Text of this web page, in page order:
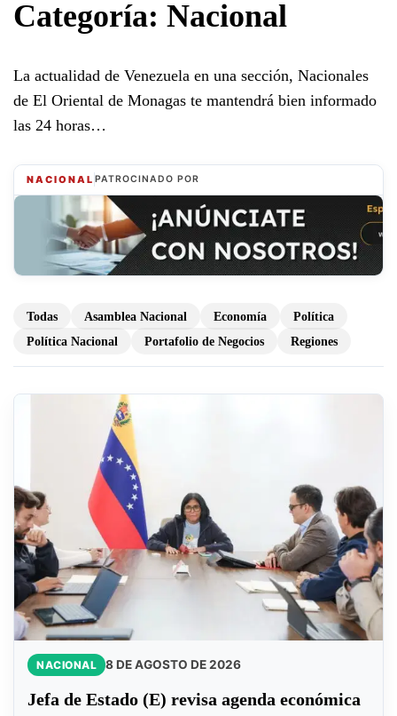
Categoría: Nacional
La actualidad de Venezuela en una sección, Nacionales
de El Oriental de Monagas te mantendrá bien informado
las 24 horas…
NACIONAL PATROCINADO POR
Todas Asamblea Nacional Economía
Política
Política Nacional
Portafolio de Negocios Regiones
NACIONAL 8 DE AGOSTO DE 2026
Jefa de Estado (E) revisa agenda económica